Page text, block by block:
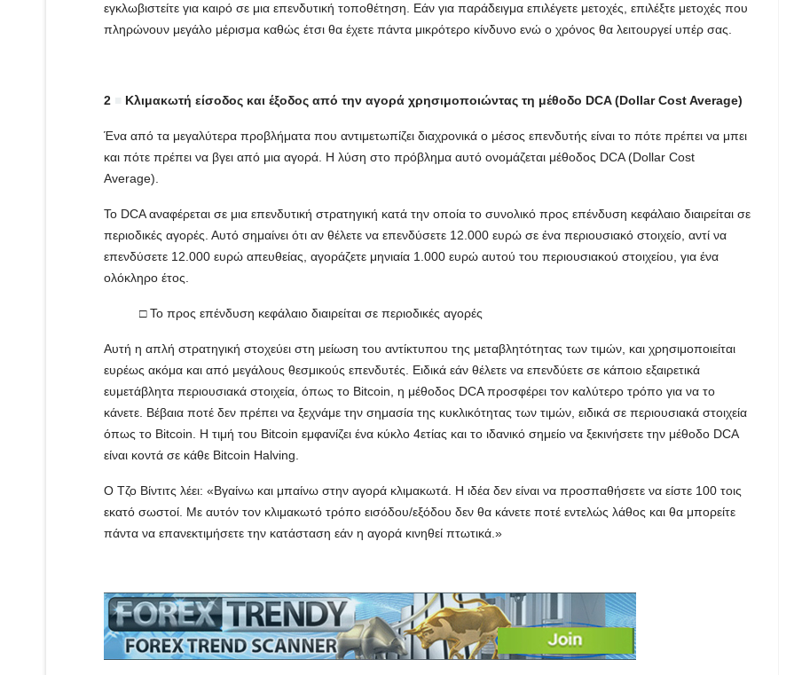
εγκλωβιστείτε για καιρό σε μια επενδυτική τοποθέτηση. Εάν για παράδειγμα επιλέγετε μετοχές, επιλέξτε μετοχές που
πληρώνουν μεγάλο μέρισμα καθώς έτσι θα έχετε πάντα μικρότερο κίνδυνο ενώ ο χρόνος θα λειτουργεί υπέρ σας.
2 Κλιμακωτή είσοδος και έξοδος από την αγορά χρησιμοποιώντας τη μέθοδο DCA (Dollar Cost Average)
Ένα από τα μεγαλύτερα προβλήματα που αντιμετωπίζει διαχρονικά ο μέσος επενδυτής είναι το πότε πρέπει να μπει
και πότε πρέπει να βγει από μια αγορά. Η λύση στο πρόβλημα αυτό ονομάζεται μέθοδος DCA (Dollar Cost
Average).
Το DCA αναφέρεται σε μια επενδυτική στρατηγική κατά την οποία το συνολικό προς επένδυση κεφάλαιο διαιρείται σε
περιοδικές αγορές. Αυτό σημαίνει ότι αν θέλετε να επενδύσετε 12.000 ευρώ σε ένα περιουσιακό στοιχείο, αντί να
επενδύσετε 12.000 ευρώ απευθείας, αγοράζετε μηνιαία 1.000 ευρώ αυτού του περιουσιακού στοιχείου, για ένα
ολόκληρο έτος.
□ Το προς επένδυση κεφάλαιο διαιρείται σε περιοδικές αγορές
Αυτή η απλή στρατηγική στοχεύει στη μείωση του αντίκτυπου της μεταβλητότητας των τιμών, και χρησιμοποιείται
ευρέως ακόμα και από μεγάλους θεσμικούς επενδυτές. Ειδικά εάν θέλετε να επενδύετε σε κάποιο εξαιρετικά
ευμετάβλητα περιουσιακά στοιχεία, όπως το Bitcoin, η μέθοδος DCA προσφέρει τον καλύτερο τρόπο για να το
κάνετε. Βέβαια ποτέ δεν πρέπει να ξεχνάμε την σημασία της κυκλικότητας των τιμών, ειδικά σε περιουσιακά στοιχεία
όπως το Bitcoin. Η τιμή του Bitcoin εμφανίζει ένα κύκλο 4ετίας και το ιδανικό σημείο να ξεκινήσετε την μέθοδο DCA
είναι κοντά σε κάθε Bitcoin Halving.
Ο Τζο Βίντιτς λέει: «Βγαίνω και μπαίνω στην αγορά κλιμακωτά. Η ιδέα δεν είναι να προσπαθήσετε να είστε 100 τοις
εκατό σωστοί. Με αυτόν τον κλιμακωτό τρόπο εισόδου/εξόδου δεν θα κάνετε ποτέ εντελώς λάθος και θα μπορείτε
πάντα να επανεκτιμήσετε την κατάσταση εάν η αγορά κινηθεί πτωτικά.»